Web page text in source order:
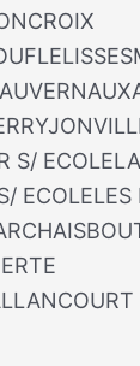
S/ ECOLELA
ECOLELES